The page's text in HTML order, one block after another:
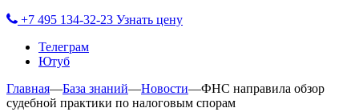
+7 495 134-32-23 Узнать цену
Телеграм
Ютуб
Главная—База знаний—Новости—ФНС направила обзор
судебной практики по налоговым спорам